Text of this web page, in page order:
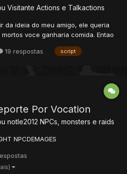
Visitante Actions e Talkactions
da ideia do meu amigo, ele queria
voce ganharia comida. Entao
Vou explicar, quanu voce der
19 respostas script
Por Vocation
notle2012 NPCs, monsters e raids
NPCDEMAGES